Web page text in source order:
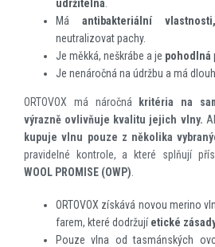
udržitelná
Má antibakteriální vlastnosti,
neutralizovat pachy.
Je měkká, neškrábe a je pohodlná
Je nenáročná na údržbu a má
ORTOVOX má náročná
kritéria na
výrazně ovlivňuje kvalitu jejich vlny.
kupuje vlnu pouze z několika
pravidelné kontrole, a které splňují
WOOL PROMISE (OWP)
ORTOVOX získává novou merino
farem, které dodržujíetické
Pouze vlna od tasmánských